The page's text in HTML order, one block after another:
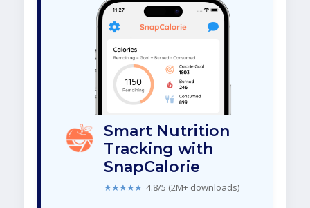
Smart Nutrition
Tracking with
SnapCalorie
★★★★★ 4.8/5 (2M+ downloads)